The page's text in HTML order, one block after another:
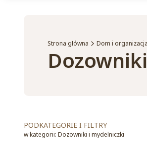
Strona główna Dom i organizacja
PODKATEGORIE I FILTRY
w kategorii: Dozowniki i mydelniczki